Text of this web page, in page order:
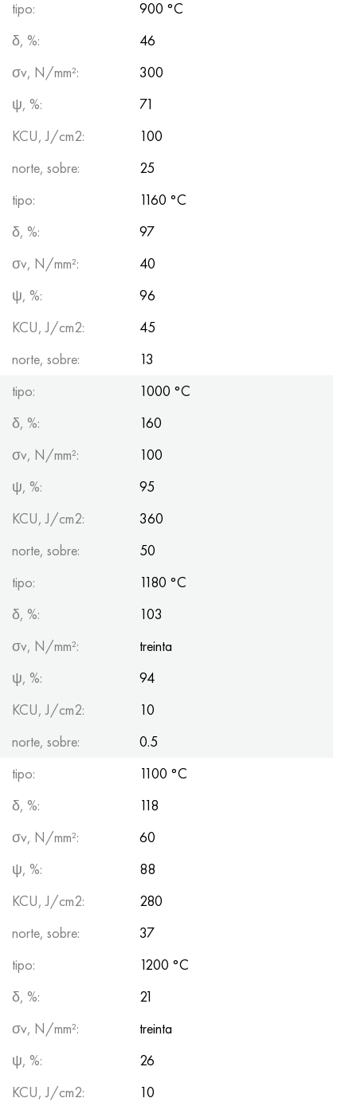
tipo:
900 °C
δ, %:
46
σv, N/mm²:
300
ψ, %:
71
KCU, J/cm2:
100
norte, sobre:
25
tipo:
1160 °C
δ, %:
97
σv, N/mm²:
40
ψ, %:
96
KCU, J/cm2:
45
norte, sobre:
13
tipo:
1000 °C
δ, %:
160
σv, N/mm²:
100
ψ, %:
95
KCU, J/cm2:
360
norte, sobre:
50
tipo:
1180 °C
δ, %:
103
σv, N/mm²:
treinta
ψ, %:
94
KCU, J/cm2:
10
norte, sobre:
0.5
tipo:
1100 °C
δ, %:
118
σv, N/mm²:
60
ψ, %:
88
KCU, J/cm2:
280
norte, sobre:
37
tipo:
1200 °C
δ, %:
21
σv, N/mm²:
treinta
ψ, %:
26
KCU, J/cm2:
10